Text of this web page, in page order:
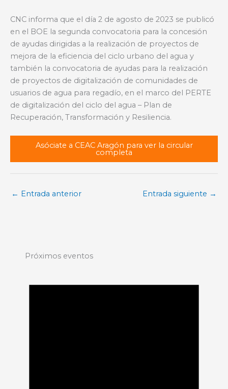
CNC informa que el día 2 de agosto de 2023 se publicó
en el BOE la segunda convocatoria para la concesión
de ayudas dirigidas a la realización de proyectos de
mejora de la eficiencia del ciclo urbano del agua y
también la convocatoria de ayudas para la realización
de proyectos de digitalización de comunidades de
usuarios de agua para regadío, en el marco del PERTE
de digitalización del ciclo del agua – Plan de
Recuperación, Transformación y Resiliencia.
Asóciate a CEAC Aragón para ver la circular
completa
← Entrada anterior Entrada siguiente →
Próximos eventos